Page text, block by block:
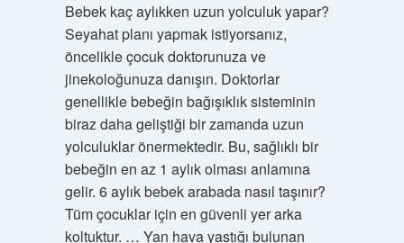
Bebek kaç aylıkken uzun yolculuk yapar?
Seyahat planı yapmak istiyorsanız,
öncelikle çocuk doktorunuza ve
jinekoloğunuza danışın. Doktorlar
genellikle bebeğin bağışıklık sisteminin
biraz daha geliştiği bir zamanda uzun
yolculuklar önermektedir. Bu, sağlıklı bir
bebeğin en az 1 aylık olması anlamına
gelir. 6 aylık bebek arabada nasıl taşınır?
Tüm çocuklar için en güvenli yer arka
koltuktur. … Yan hava yastığı bulunan